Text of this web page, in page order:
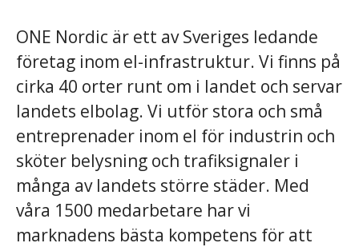
ONE Nordic är ett av Sveriges ledande
företag inom el-infrastruktur. Vi finns på
cirka 40 orter runt om i landet och servar
landets elbolag. Vi utför stora och små
entreprenader inom el för industrin och
sköter belysning och trafiksignaler i
många av landets större städer. Med
våra 1500 medarbetare har vi
marknadens bästa kompetens för att